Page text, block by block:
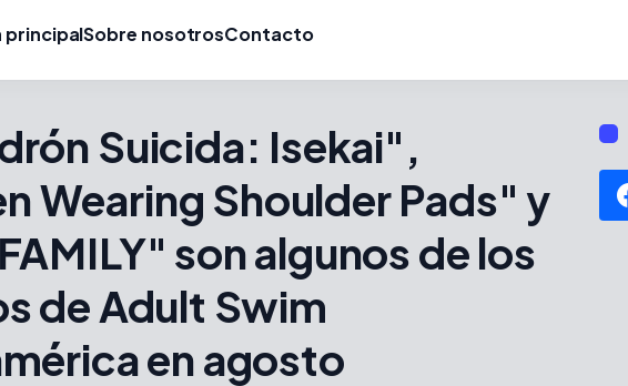
principalSobre nosotrosContacto
Suicida: Isekai",
Wearing Shoulder Pads" y
son algunos de los
de Adult Swim
en agosto